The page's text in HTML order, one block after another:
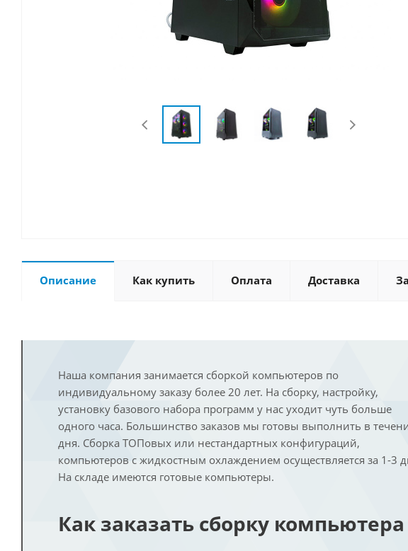
Описание Как купить Оплата Доставка
Наша компания занимается сборкой компьютеров по
индивидуальному заказу более 20 лет. На сборку, настройку,
установку базового набора программ у нас уходит чуть больше
одного часа. Большинство заказов мы готовы выполнить в
дня. Сборка ТОПовых или нестандартных конфигураций,
компьютеров с жидкостным охлаждением осуществляется за 1-3
На складе имеются готовые компьютеры.
Как заказать сборку компьютера